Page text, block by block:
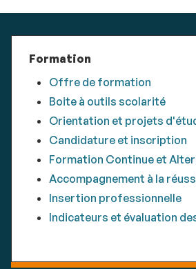
Formation
Offre de formation
Boite à outils scolarité
Orientation et projets
Candidature et inscription
Formation Continue et
Accompagnement à la
Insertion professionnelle
Indicateurs et évaluation